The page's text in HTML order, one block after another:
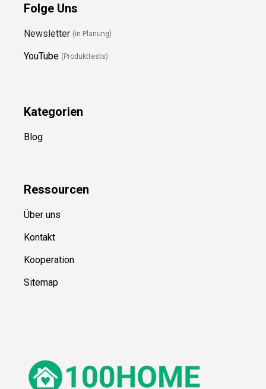
Folge Uns
Newsletter (in Planung)
YouTube (Produkttests)
Kategorien
Blog
Ressourcen
Über uns
Kontakt
Kooperation
Sitemap